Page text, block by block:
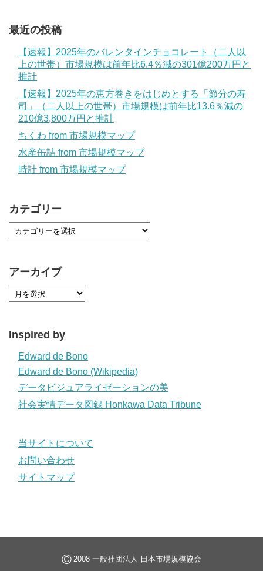
最近の投稿
【速報】2025年のバレンタインチョコレート（二人以
上の世帯）市場規模は前年比6.4％減の301億200万円と
推計
【速報】2025年の恵方巻きをはじめとする「節分の寿
司」（二人以上の世帯）市場規模は前年比13.6％減の
210億3,800万円と推計
ちくわ from 市場規模マップ
水産缶詰 from 市場規模マップ
時計 from 市場規模マップ
カテゴリー
アーカイブ
Inspired by
Edward de Bono
Edward de Bono (Wikipedia)
データビジュアライゼーションの美
社会実情データ図録 Honkawa Data Tribune
当サイトについて
お問い合わせ
サイトマップ
© 2008 一般社団法人 日本市場規模協会